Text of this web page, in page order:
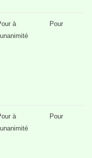
à
Pour
à
Pour